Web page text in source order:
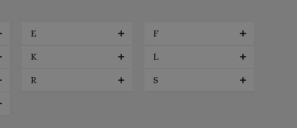
E F
K L
R S